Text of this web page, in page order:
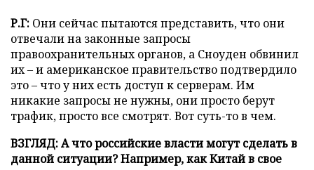
Р.Г: Они сейчас пытаются представить, что они
отвечали на законные запросы
правоохранительных органов, а Сноуден обвинил
их – и американское правительство подтвердило
это – что у них есть доступ к серверам. Им
никакие запросы не нужны, они просто берут
трафик, просто все смотрят. Вот суть-то в чем.
ВЗГЛЯД: А что российские власти могут сделать в
данной ситуации? Например, как Китай в свое